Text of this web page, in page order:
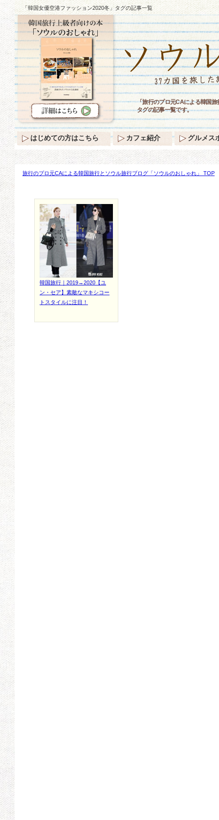
「韓国女優空港ファッション2020冬」タグの記事一覧
旅行のプロ元CAによる韓国旅行とソウル旅行ブログ「ソウルのおしゃれ」 TOP
韓国旅行｜2019→2020【ユ
ン・セア】素敵なマキシコー
トスタイルに注目！
「旅行のプロ元CAによる韓国
タグの記事一覧です。
はじめての方はこちら カフェ紹介 グルメス